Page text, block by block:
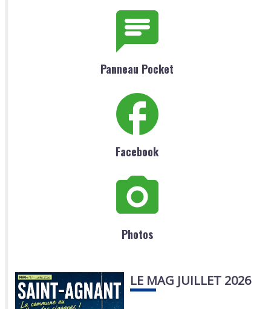
Panneau Pocket
Facebook
Photos
LE MAG JUILLET 2026